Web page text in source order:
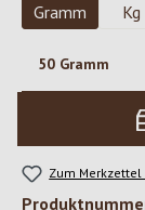
Gramm
Kg
Zum